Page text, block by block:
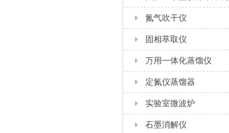
氮气吹干仪
固相萃取仪
万用一体化蒸馏仪
定氮仪蒸馏器
实验室微波炉
石墨消解仪